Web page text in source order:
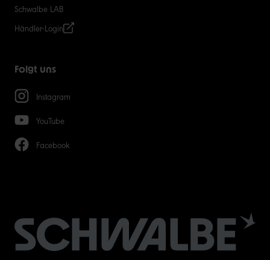
Schwalbe LAB
Händler-Login
Folgt uns
Instagram
YouTube
Facebook